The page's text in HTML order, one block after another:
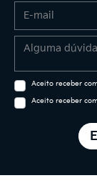
Aceito receber
Aceito receber